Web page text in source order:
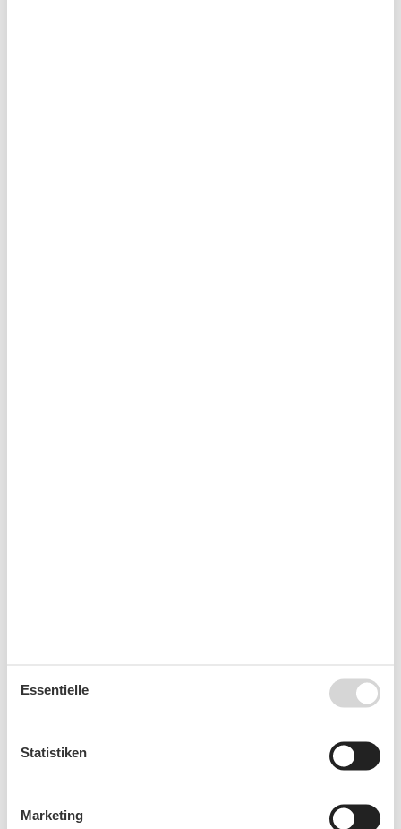
Gefrierfach
Essentielle
Statistiken
Marketing